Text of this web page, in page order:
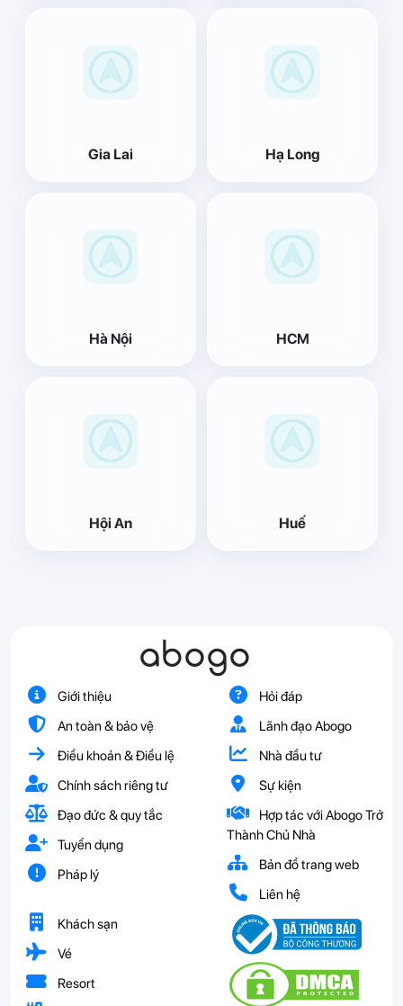
Gia Lai Hạ Long
Hà Nội HCM
Hội An Huế
abogo
Giới thiệu
An toàn & bảo vệ
Điều khoản & Điều lệ
Chính sách riêng tư
Đạo đức & quy tắc
Tuyển dụng
Pháp lý
Hỏi đáp
Lãnh đạo Abogo
Nhà đầu tư
Sự kiện
Hợp tác với Abogo Trở
Thành Chủ Nhà
Bản đồ trang web
Liên hệ
Khách sạn
Vé
Resort